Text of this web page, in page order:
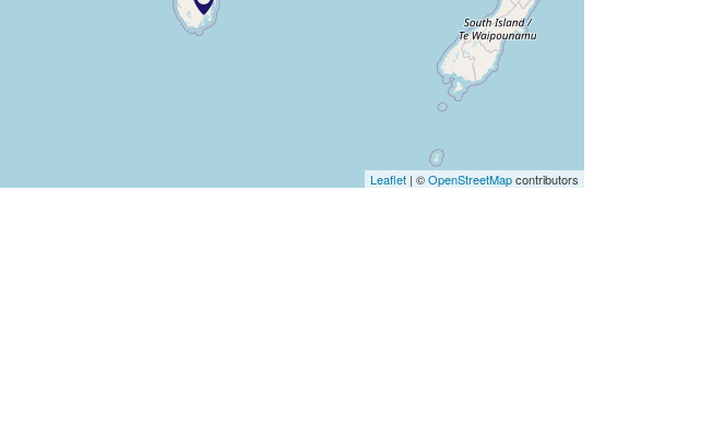
Leaflet| ©OpenStreetMapcontributors